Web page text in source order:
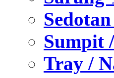
Sumpit
Tray /